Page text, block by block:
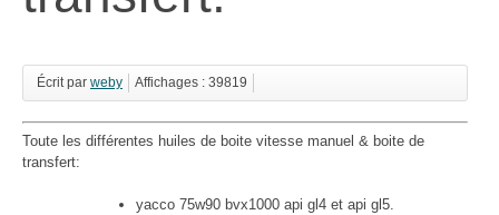
Écrit par weby Affichages : 39819
Toute les différentes huiles de boite vitesse manuel & boite de
transfert:
yacco 75w90 bvx1000 api gl4 et api gl5.